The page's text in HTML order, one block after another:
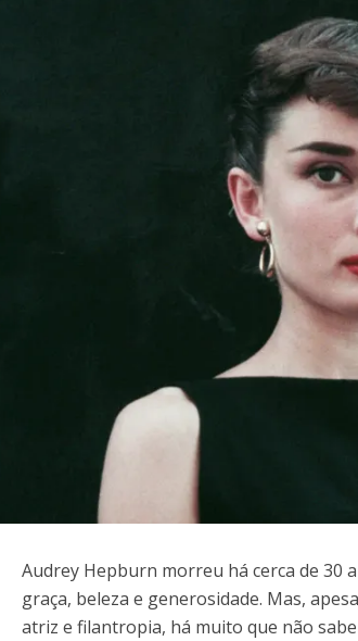
Audrey Hepburn morreu há cerca de 30
graça, beleza e generosidade. Mas,
atriz e filantropia, há muito que não